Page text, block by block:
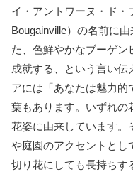
イ・アントワーヌ・ド・
Bougainville）の名前に
た、色鮮やかなブーゲ
成就する、という言い伝
アには「あなたは魅力
葉もあります。いずれの
花姿に由来しています。
や庭園のアクセントとし
切り花にしても長持ちす